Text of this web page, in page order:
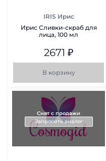
IRIS Ирис
Ирис Сливки-скраб для
лица, 100 мл
2671 ₽
В корзину
Снят с продажи
Запросить аналог